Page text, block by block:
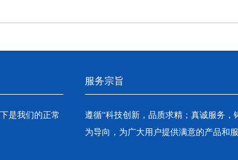
是我们的正常
服务宗旨
遵循“科技创新，品质求精；真诚服务，
为导向，为广大用户提供满意的产品和服